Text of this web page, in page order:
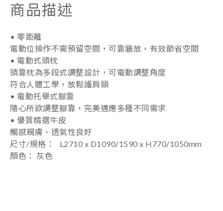
商品描述
• 零距離
電動位操作不需預留空間，可靠牆放，有效節省空間
• 電動式頭枕
頭靠枕為多段式調整設計，可電動調整角度
符合人體工學，放鬆護肩頸
• 電動托舉式腳靠
隨心所欲調整腳靠，完美適應多種不同需求
• 優質精選牛皮
觸感親膚、透氣性良好
尺寸/規格： L2710 x D1090/1590 x H770/1050mm
顏色： 灰色